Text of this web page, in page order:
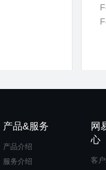
产品&服务
产品介绍
服务介绍
网
心
客